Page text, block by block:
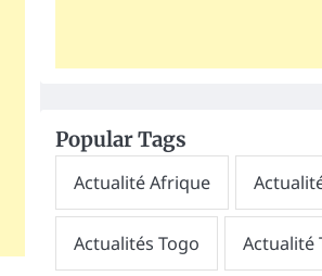
Popular Tags